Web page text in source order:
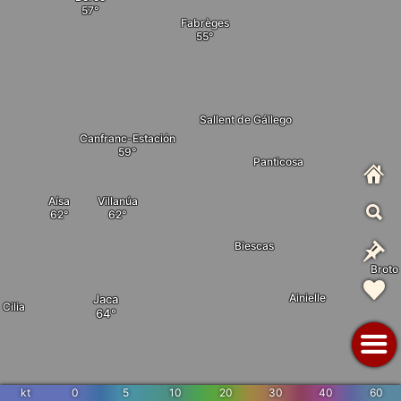
Cilia
Fabrèges
Panticosa
Ainielle
Biescas
Broto
Sallent de Gállego
Aísa Villanúa
Canfranc-Estación
Jaca
kt 0 5 10 20 30 40 60